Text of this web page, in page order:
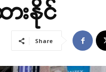
ားနိုင်
Share